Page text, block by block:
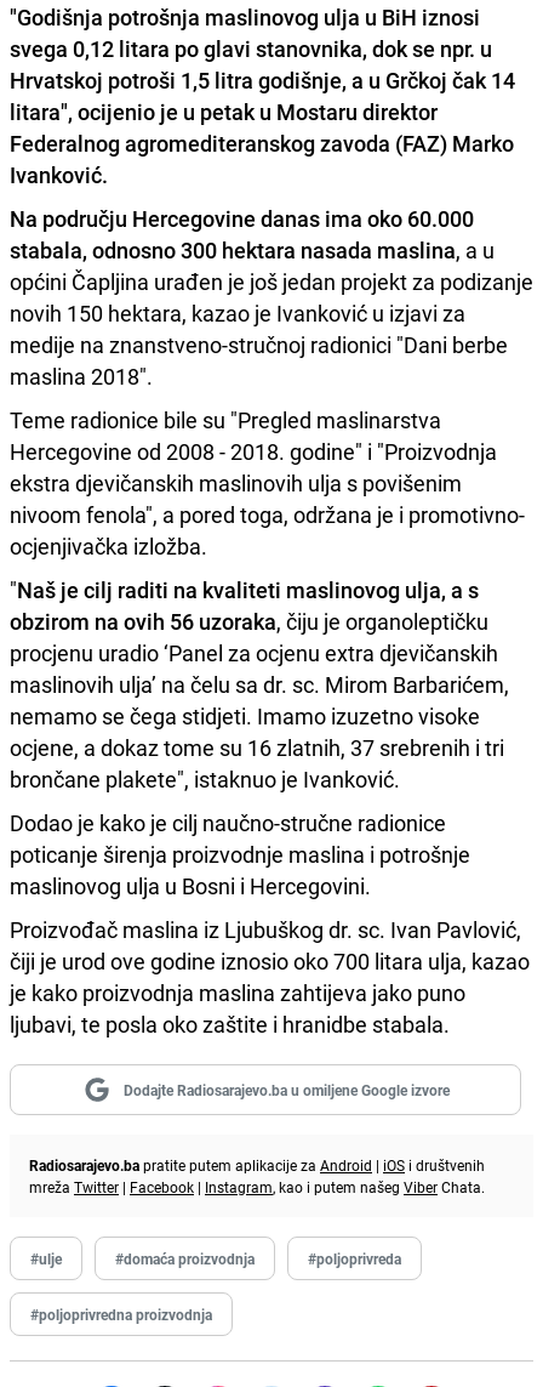
"Godišnja potrošnja maslinovog ulja u BiH iznosi
svega 0,12 litara po glavi stanovnika, dok se npr. u
Hrvatskoj potroši 1,5 litra godišnje, a u Grčkoj čak 14
litara", ocijenio je u petak u Mostaru direktor
Federalnog agromediteranskog zavoda (FAZ) Marko
Ivanković.
Na području Hercegovine danas ima oko 60.000
stabala, odnosno 300 hektara nasada maslina, a u
općini Čapljina urađen je još jedan projekt za podizanje
novih 150 hektara, kazao je Ivanković u izjavi za
medije na znanstveno-stručnoj radionici "Dani berbe
maslina 2018".
Teme radionice bile su "Pregled maslinarstva
Hercegovine od 2008 - 2018. godine" i "Proizvodnja
ekstra djevičanskih maslinovih ulja s povišenim
nivoom fenola", a pored toga, održana je i promotivno-
ocjenjivačka izložba.
"Naš je cilj raditi na kvaliteti maslinovog ulja, a s
obzirom na ovih 56 uzoraka, čiju je organoleptičku
procjenu uradio ‘Panel za ocjenu extra djevičanskih
maslinovih ulja’ na čelu sa dr. sc. Mirom Barbarićem,
nemamo se čega stidjeti. Imamo izuzetno visoke
ocjene, a dokaz tome su 16 zlatnih, 37 srebrenih i tri
brončane plakete", istaknuo je Ivanković.
Dodao je kako je cilj naučno-stručne radionice
poticanje širenja proizvodnje maslina i potrošnje
maslinovog ulja u Bosni i Hercegovini.
Proizvođač maslina iz Ljubuškog dr. sc. Ivan Pavlović,
čiji je urod ove godine iznosio oko 700 litara ulja, kazao
je kako proizvodnja maslina zahtijeva jako puno
ljubavi, te posla oko zaštite i hranidbe stabala.
Dodajte Radiosarajevo.ba u omiljene Google izvore
Radiosarajevo.bapratite putem aplikacije za Android | iOS i društvenih
mreža Twitter | Facebook | Instagram, kao i putem našeg ViberChata.
#ulje #domaća proizvodnja #poljoprivreda
#poljoprivredna proizvodnja